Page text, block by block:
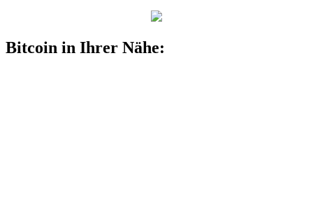
Bitcoin in Ihrer Nähe: